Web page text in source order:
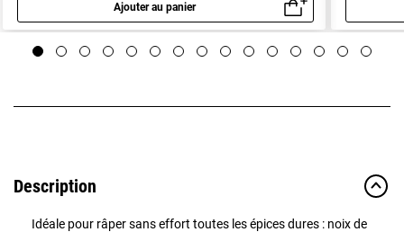
Ajouter au panier
Aperçu rapide
Description
Idéale pour râper sans effort toutes les épices dures : noix de